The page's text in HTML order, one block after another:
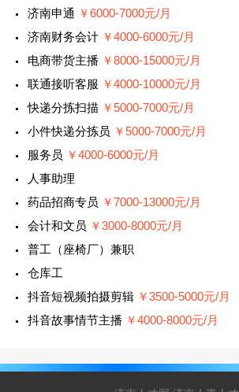
济南申通 ￥6000-7000元/月
济南财务会计 ￥4000-6000元/月
电商带货主播 ￥8000-15000元/月
联通接听客服 ￥4000-10000元/月
快递分拣扫描 ￥5000-7000元/月
小件快递分拣员 ￥5000-7000元/月
服务员 ￥4000-6000元/月
人事助理
药品招商专员 ￥7000-13000元/月
会计和文员 ￥3000-8000元/月
普工（座椅厂）兼职
仓库工
抖音短视频拍摄剪辑 ￥3500-5000元/月
抖音故事情节主播 ￥4000-8000元/月